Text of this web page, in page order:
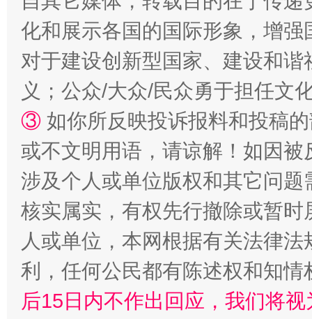
“蜀中异人”王建安的艺术幻境
化和展示各国的国际形象，增
对于建设创新型国家、建设和
义；公众/大众/民众勇于担任文
③ 如你所反映投诉报料和投稿
或不文明用语，请谅解！如因
涉及个人或单位版权和其它问题
核实属实，有权先行撤除或暂
人或单位，本网根据有关法律
利，任何公民都有陈述权和知情
后15日内不作出回应，我们将